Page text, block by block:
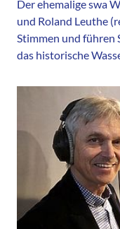
Der ehemalige swa
und Roland Leuthe
Stimmen und führen
das historische